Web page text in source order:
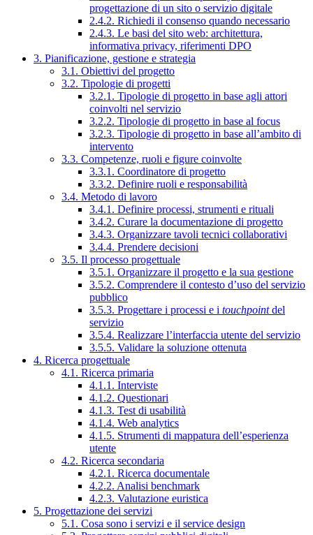
progettazione di un sito o servizio digitale
2.4.2. Richiedi il consenso quando necessario
2.4.3. Le basi del sito web: architettura,
informativa privacy, riferimenti DPO
3. Pianificazione, gestione e strategia
3.1. Obiettivi del progetto
3.2. Tipologie di progetti
3.2.1. Tipologie di progetto in base agli attori
coinvolti nel servizio
3.2.2. Tipologie di progetto in base al focus
3.2.3. Tipologie di progetto in base all’ambito di
intervento
3.3. Competenze, ruoli e figure coinvolte
3.3.1. Coordinatore di progetto
3.3.2. Definire ruoli e responsabilità
3.4. Metodo di lavoro
3.4.1. Definire processi, strumenti e rituali
3.4.2. Curare la documentazione di progetto
3.4.3. Organizzare tavoli tecnici collaborativi
3.4.4. Prendere decisioni
3.5. Il processo progettuale
3.5.1. Organizzare il progetto e la sua gestione
3.5.2. Comprendere il contesto d’uso del servizio
pubblico
3.5.3. Progettare i processi e i touchpointdel
servizio
3.5.4. Realizzare l’interfaccia utente del servizio
3.5.5. Validare la soluzione ottenuta
4. Ricerca progettuale
4.1. Ricerca primaria
4.1.1. Interviste
4.1.2. Questionari
4.1.3. Test di usabilità
4.1.4. Web analytics
4.1.5. Strumenti di mappatura dell’esperienza
utente
4.2. Ricerca secondaria
4.2.1. Ricerca documentale
4.2.2. Analisi benchmark
4.2.3. Valutazione euristica
5. Progettazione dei servizi
5.1. Cosa sono i servizi e il service design